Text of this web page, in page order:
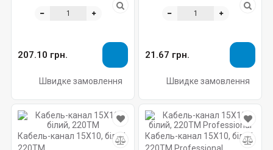
207.10 грн.
Швидке замовлення
21.67 грн.
Швидке замовлення
Кабель-канал 15X10, білий,
Кабель-канал 15X10, білий,